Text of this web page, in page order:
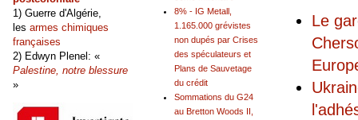
Le
8% - IG Metall,
1.165.000 grévistes
non dupés par Crises
des spéculateurs et
Plans de Sauvetage
du crédit
Sommations du G24
au Bretton Woods II,
1) Guerre d'Algérie,
les armes chimiques
françaises
2) Edwyn Plenel: «
Palestine, notre blessure
»